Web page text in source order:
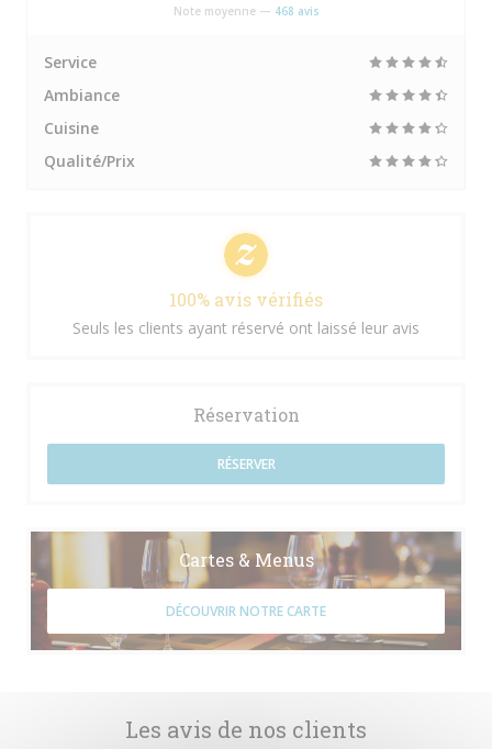
Les avis de nos clients
Note moyenne — 468 avis
Service
Ambiance
Cuisine
Qualité/Prix
100% avis vérifiés
Seuls les clients ayant réservé ont laissé leur avis
Réservation
RÉSERVER
Cartes & Menus
DÉCOUVRIR NOTRE CARTE